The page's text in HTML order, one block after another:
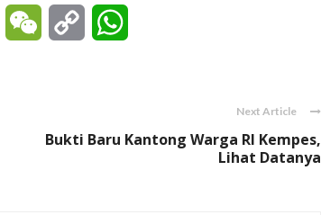
Gmail WeChat Copy
Next Article
Bukti Baru Kantong Warga RI Kempes,
Lihat Datanya